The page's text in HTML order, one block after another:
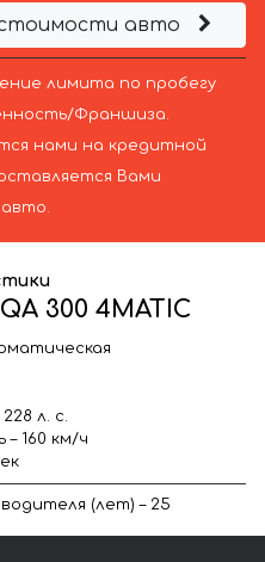
авто
лимита по пробегу
Франшиза.
нами на кредитной
Вами
300 4MATIC
л. с.
160 км/ч
(лет) – 25